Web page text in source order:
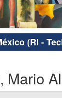
(RI -
Mario